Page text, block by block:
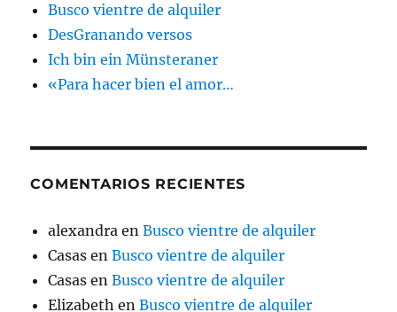
Busco vientre de alquiler
DesGranando versos
Ich bin ein Münsteraner
«Para hacer bien el amor…
COMENTARIOS RECIENTES
alexandra enBusco vientre de alquiler
Casas enBusco vientre de alquiler
Casas enBusco vientre de alquiler
Elizabeth enBusco vientre de alquiler